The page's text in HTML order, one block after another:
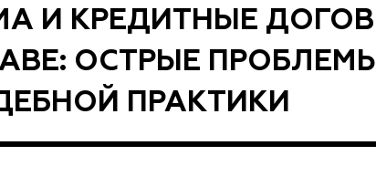
И КРЕДИТНЫЕ
ОСТРЫЕ
ПРАКТИКИ